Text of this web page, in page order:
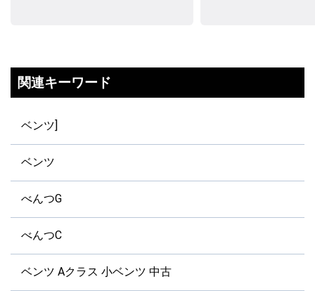
関連キーワード
ベンツ]
ベンツ
べんつG
べんつC
ベンツ Aクラス 小ベンツ 中古